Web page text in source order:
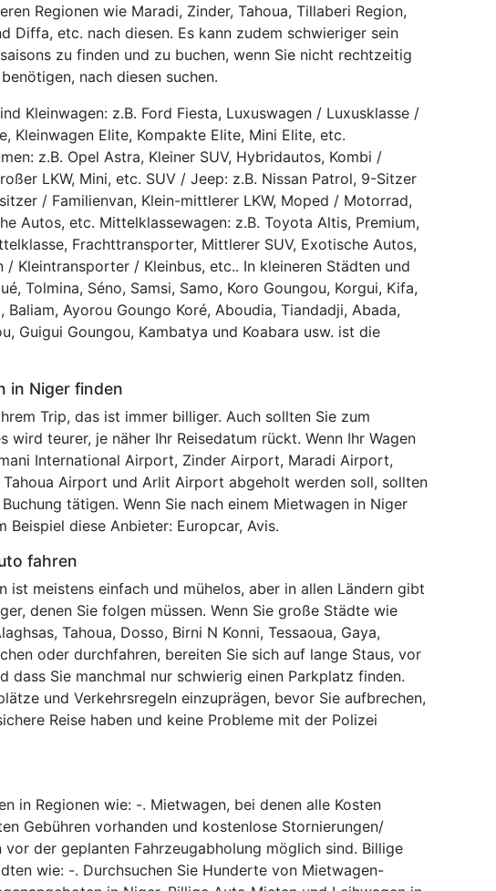
Regionen wie Maradi, Zinder, Tahoua, Tillaberi Region,
Diffa, etc. nach diesen. Es kann zudem schwieriger sein
zu finden und zu buchen, wenn Sie nicht rechtzeitig
nach diesen suchen.
Kleinwagen: z.B. Ford Fiesta, Luxuswagen / Luxusklasse /
Kleinwagen Elite, Kompakte Elite, Mini Elite, etc.
z.B. Opel Astra, Kleiner SUV, Hybridautos, Kombi /
LKW, Mini, etc. SUV / Jeep: z.B. Nissan Patrol, 9-Sitzer
/ Familienvan, Klein-mittlerer LKW, Moped / Motorrad,
Autos, etc. Mittelklassewagen: z.B. Toyota Altis, Premium,
Frachttransporter, Mittlerer SUV, Exotische Autos,
Kleintransporter / Kleinbus, etc.. In kleineren Städten und
Tolmina, Séno, Samsi, Samo, Koro Goungou, Korgui, Kifa,
Baliam, Ayorou Goungo Koré, Aboudia, Tiandadji, Abada,
Guigui Goungou, Kambatya und Koabara usw. ist die
in Niger finden
Trip, das ist immer billiger. Auch sollten Sie zum
wird teurer, je näher Ihr Reisedatum rückt. Wenn Ihr Wagen
International Airport, Zinder Airport, Maradi Airport,
Airport und Arlit Airport abgeholt werden soll, sollten
tätigen. Wenn Sie nach einem Mietwagen in Niger
diese Anbieter: Europcar, Avis.
fahren
ist meistens einfach und mühelos, aber in allen Ländern gibt
denen Sie folgen müssen. Wenn Sie große Städte wie
Tahoua, Dosso, Birni N Konni, Tessaoua, Gaya,
oder durchfahren, bereiten Sie sich auf lange Staus, vor
dass Sie manchmal nur schwierig einen Parkplatz finden.
und Verkehrsregeln einzuprägen, bevor Sie aufbrechen,
Reise haben und keine Probleme mit der Polizei
in Regionen wie: -. Mietwagen, bei denen alle Kosten
Gebühren vorhanden und kostenlose Stornierungen/
der geplanten Fahrzeugabholung möglich sind. Billige
wie: -. Durchsuchen Sie Hunderte von Mietwagen-